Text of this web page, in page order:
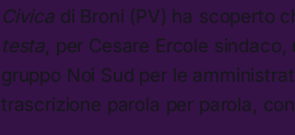
Civicadi Broni (PV) ha scoperto
testa, per Cesare Ercole
gruppo Noi Sud per le
trascrizione parola per parola,